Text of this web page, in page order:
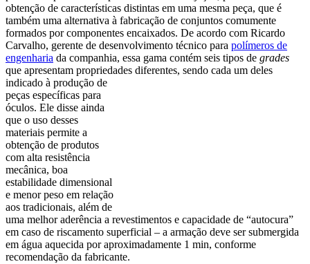
obtenção de características distintas em uma mesma peça, que é
também uma alternativa à fabricação de conjuntos comumente
formados por componentes encaixados. De acordo com Ricardo
Carvalho, gerente de desenvolvimento técnico para polímeros de
engenharia da companhia, essa gama contém seis tipos de grades
que apresentam propriedades diferentes, sendo cada um deles
indicado à produção de
peças específicas para
óculos. Ele disse ainda
que o uso desses
materiais permite a
obtenção de produtos
com alta resistência
mecânica, boa
estabilidade dimensional
e menor peso em relação
aos tradicionais, além de
uma melhor aderência a revestimentos e capacidade de “autocura”
em caso de riscamento superficial – a armação deve ser submergida
em água aquecida por aproximadamente 1 min, conforme
recomendação da fabricante.